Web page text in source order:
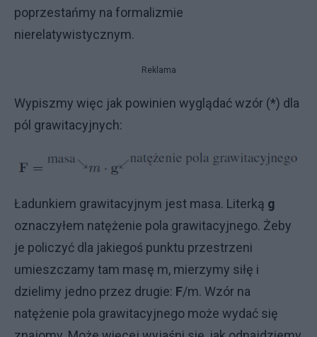
poprzestańmy na formalizmie
nierelatywistycznym.
Reklama
Wypiszmy więc jak powinien wyglądać wzór (*) dla
pól grawitacyjnych:
Ładunkiem grawitacyjnym jest masa. Literką g
oznaczyłem natężenie pola grawitacyjnego. Żeby
je policzyć dla jakiegoś punktu przestrzeni
umieszczamy tam masę m, mierzymy siłę i
dzielimy jedno przez drugie: F/m. Wzór na
natężenie pola grawitacyjnego może wydać się